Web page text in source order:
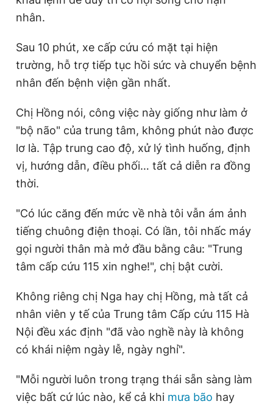
nhân.
Sau 10 phút, xe cấp cứu có mặt tại hiện
trường, hỗ trợ tiếp tục hồi sức và chuyển bệnh
nhân đến bệnh viện gần nhất.
Chị Hồng nói, công việc này giống như làm ở
"bộ não" của trung tâm, không phút nào được
lơ là. Tập trung cao độ, xử lý tình huống, định
vị, hướng dẫn, điều phối… tất cả diễn ra đồng
thời.
"Có lúc căng đến mức về nhà tôi vẫn ám ảnh
tiếng chuông điện thoại. Có lần, tôi nhấc máy
gọi người thân mà mở đầu bằng câu: "Trung
tâm cấp cứu 115 xin nghe!", chị bật cười.
Không riêng chị Nga hay chị Hồng, mà tất cả
nhân viên y tế của Trung tâm Cấp cứu 115 Hà
Nội đều xác định "đã vào nghề này là không
có khái niệm ngày lễ, ngày nghỉ".
"Mỗi người luôn trong trạng thái sẵn sàng làm
việc bất cứ lúc nào, kể cả khi mưa bão hay